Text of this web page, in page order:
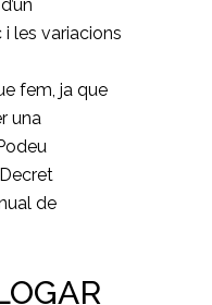
les variacions
fem, ja que
una
de